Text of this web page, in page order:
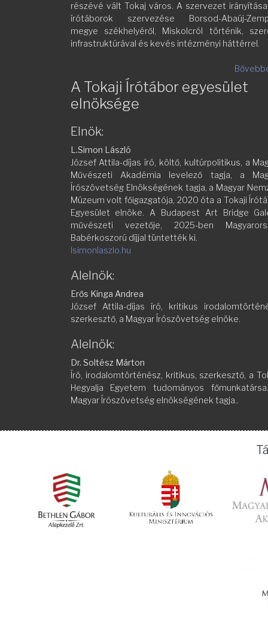
részévé vált Tokaj város. A szervezet
írótáborok szervezése Borsod-Abaúj-
megye székhelyéről, Miskolcról történik,
infrastruktúrával és kevés intézményi háttérrel.
A Tokaji Írótábor egyesület
elnöksége
Elnök:
L.Simon László
József Attila-díjas író, költő, kultúrpolitikus, a
Művészeti Akadémia levelező tagja, a
Írószövetség Elnökségének tagja, a Magyar
Múzeum volt főigazgatója, 2020 óta a Tokaji
Egyesület elnöke. A Budapest Art Bridge
művészeti vezetője, 2025-ben
Babérkoszorú díjjal tüntették ki.
lsimonlaszlo.hu
Alelnök:
Erős Kinga Andrea
József Attila-díjas író, kritikus
szerkesztő, a Magyar Írószövetség elnöke.
Alelnök:
Dr. Soltész Márton
Író, irodalomtörténész, kritikus, szerkesztő, a
Hegyalja Egyetem tudományos
Magyar Írószövetség elnökségének tagja..